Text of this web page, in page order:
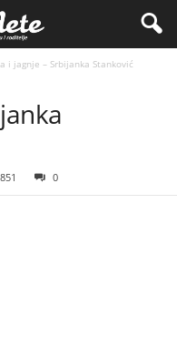
i jagnje – Srbijanka Stanković
0